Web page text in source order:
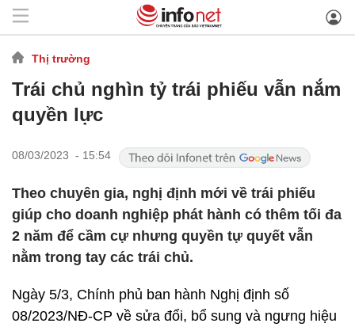
Thị trường
Trái chủ nghìn tỷ trái phiếu vẫn nắm
quyền lực
08/03/2023 - 15:54
Theo chuyên gia, nghị định mới về trái phiếu
giúp cho doanh nghiệp phát hành có thêm tối đa
2 năm để cầm cự nhưng quyền tự quyết vẫn
nằm trong tay các trái chủ.
Ngày 5/3, Chính phủ ban hành Nghị định số
08/2023/NĐ-CP về sửa đổi, bổ sung và ngưng hiệu